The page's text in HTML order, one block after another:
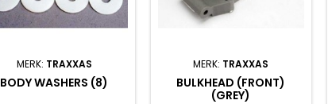
MERK: TRAXXAS
BODY WASHERS (8)
MERK: TRAXXAS
BULKHEAD (FRONT)
(GREY)